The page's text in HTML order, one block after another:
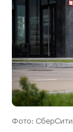
Фото: СберСити